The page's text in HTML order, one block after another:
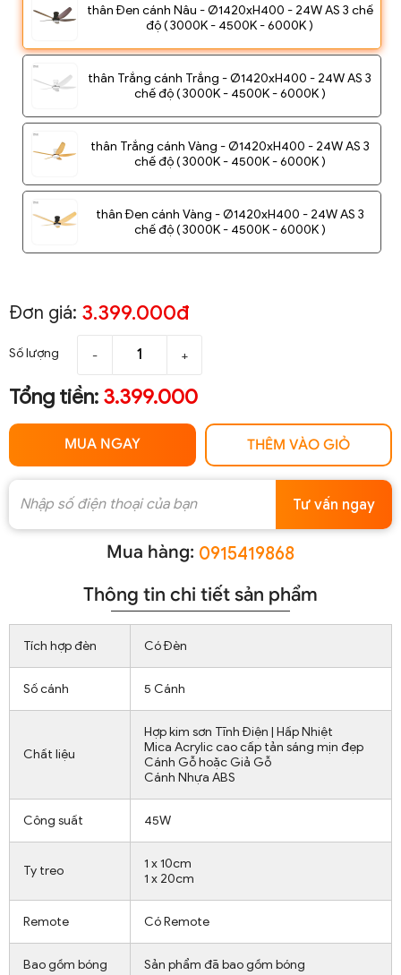
thân Đen cánh Nâu - Ø1420xH400 - 24W AS 3 chế
độ ( 3000K - 4500K - 6000K )
thân Trắng cánh Trắng - Ø1420xH400 - 24W AS 3
chế độ ( 3000K - 4500K - 6000K )
thân Trắng cánh Vàng - Ø1420xH400 - 24W AS 3
chế độ ( 3000K - 4500K - 6000K )
thân Đen cánh Vàng - Ø1420xH400 - 24W AS 3
chế độ ( 3000K - 4500K - 6000K )
Đơn giá: 3.399.000đ
Số lượng - +
Tổng tiền: 3.399.000
MUA NGAY THÊM VÀO GIỎ
Tư vấn ngay
Mua hàng: 0915419868
Thông tin chi tiết sản phẩm
Tích hợp đèn Có Đèn
Số cánh 5 Cánh
Chất liệu
Hợp kim sơn Tĩnh Điện | Hấp Nhiệt
Mica Acrylic cao cấp tản sáng mịn đẹp
Cánh Gỗ hoặc Giả Gỗ
Cánh Nhựa ABS
Công suất 45W
Ty treo
1 x 10cm
1 x 20cm
Remote Có Remote
Bao gồm bóng Sản phẩm đã bao gồm bóng